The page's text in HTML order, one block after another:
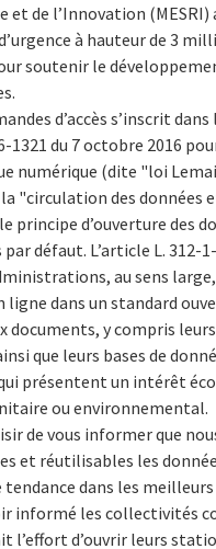
et de l’Innovation (MESRI)
à hauteur de 3
soutenir le
d’accès s’inscrit dans
1321 du 7 octobre 2016
numérique (dite "loi
"circulation des données
principe d’ouverture des
défaut. L’article L. 312-
au sens
ligne dans un standard
documents, y compris
que leurs bases de
présentent un intérêt
ou environnemental.
de vous informer que
et réutilisables les
tendance dans les
informé les collectivités
l’effort d’ouvrir leurs